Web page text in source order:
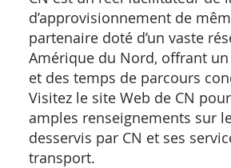
d’approvisionnement de
partenaire doté d’un vaste
Amérique du Nord, offrant
et des temps de parcours
Visitez le site Web de CN
amples renseignements sur
desservis par CN et ses
transport.